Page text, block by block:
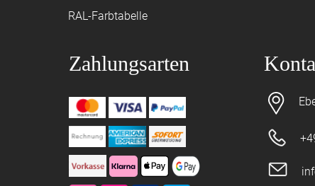
RAL-Farbtabelle
Zahlungsarten